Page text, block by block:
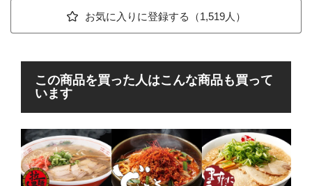
お気に入りに登録する（1,519人）
この商品を買った人はこんな商品も買って
います